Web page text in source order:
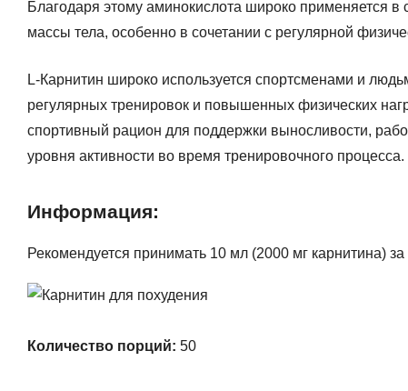
Благодаря этому аминокислота широко применяется
массы тела, особенно в сочетании с регулярной
L-Карнитин широко используется спортсменами и
регулярных тренировок и повышенных физических
спортивный рацион для поддержки выносливости,
уровня активности во время тренировочного процесса.
Информация:
Рекомендуется принимать 10 мл (2000 мг карнитина)
Количество порций: 50